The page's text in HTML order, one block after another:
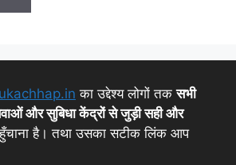
का उद्देश्य लोगों तकसभी
और सुबिधा केंद्रों से जुड़ी सही और
है। तथा उसका सटीक लिंक आप